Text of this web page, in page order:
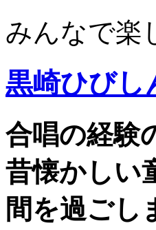
みんなで楽
黒崎ひびし
合唱の経験
昔懐かしい
間を過ごし